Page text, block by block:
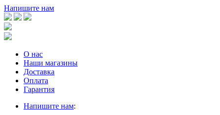
Напишите нам
О нас
Наши магазины
Доставка
Оплата
Гарантия
Напишите нам: